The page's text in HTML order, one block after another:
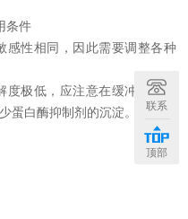
条件
感性相同，因此需要调整各种
极低，应注意在缓冲液中加
蛋白酶抑制剂的沉淀。
联系
顶部